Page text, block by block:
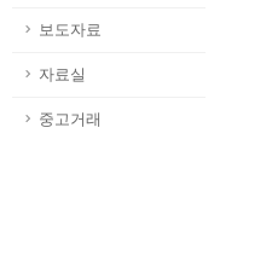
보도자료
자료실
중고거래